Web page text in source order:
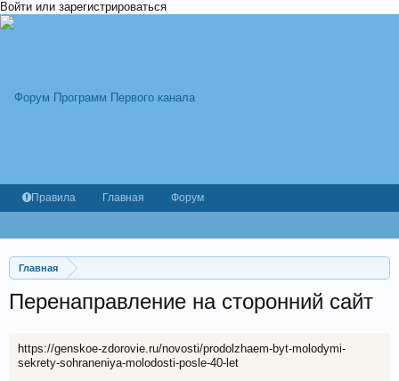
Войти или зарегистрироваться
Главная
Перенаправление на сторонний сайт
https://genskoe-zdorovie.ru/novosti/prodolzhaem-byt-molodymi-
sekrety-sohraneniya-molodosti-posle-40-let
Правила Главная Форум